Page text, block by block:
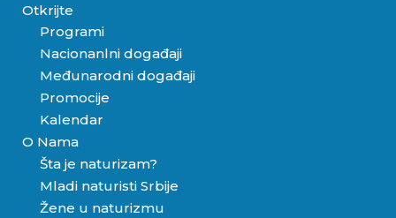
Otkrijte
Programi
Nacionanlni događaji
Međunarodni događaji
Promocije
Kalendar
O Nama
Šta je naturizam?
Mladi naturisti Srbije
Žene u naturizmu